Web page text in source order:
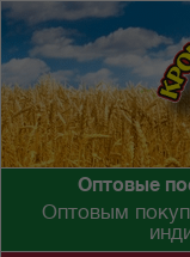
Оптовые
Оптовым